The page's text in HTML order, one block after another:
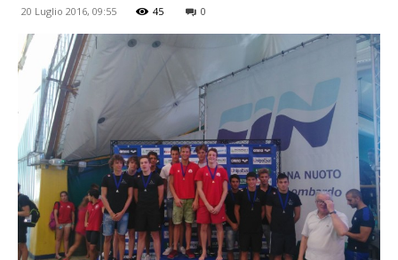
20 Luglio 2016, 09:55 45 0